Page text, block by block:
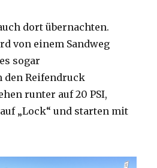
dort übernachten.
von einem Sandweg
sogar
den Reifendruck
runter auf 20 PSI,
„Lock“ und starten mit